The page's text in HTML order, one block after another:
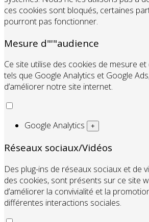
ces cookies sont bloqués, certaines
pourront pas fonctionner.
Mesure d"'"audience
Ce site utilise des cookies de mesure et
tels que Google Analytics et Google
d’améliorer notre site internet.
Google Analytics +
Réseaux sociaux/Vidéos
Des plug-ins de réseaux sociaux et de
des cookies, sont présents sur ce site
d’améliorer la convivialité et la
différentes interactions sociales.